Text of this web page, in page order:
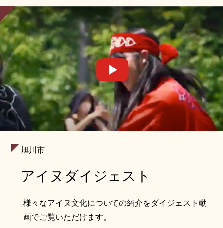
旭川市
アイヌダイジェスト
様々なアイヌ文化についての紹介をダイジェスト動
画でご覧いただけます。